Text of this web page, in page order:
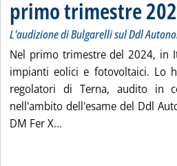
primo trimestre
L'audizione di Bulgarelli sul Ddl
Nel primo trimestre del 2024, in
impianti eolici e fotovoltaici. Lo
regolatori di Terna, audito in
nell'ambito dell'esame del Ddl
DM Fer X...